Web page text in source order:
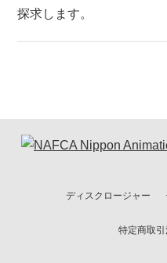
探求します。
ディスクロージャー
特定商取